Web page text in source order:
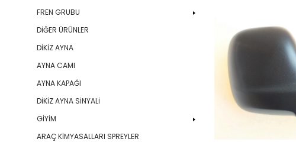
FREN GRUBU
DİĞER ÜRÜNLER
DİKİZ AYNA
AYNA CAMI
AYNA KAPAĞI
DİKİZ AYNA SİNYALİ
GİYİM
ARAÇ KİMYASALLARI SPREYLER